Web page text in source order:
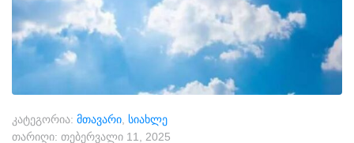
კატეგორია: მთავარი სიახლე
თარიღი: თებერვალი 11, 2025